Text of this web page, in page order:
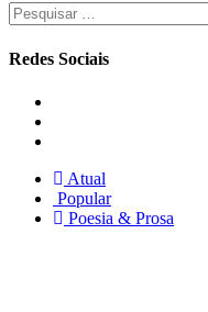
Pesquisar
por:
Redes Sociais
Atual
Popular
Poesia & Prosa